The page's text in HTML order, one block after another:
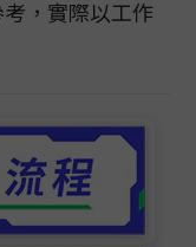
，實際以工作